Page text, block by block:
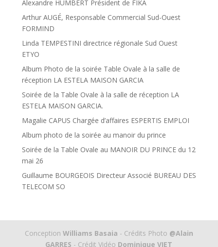
Alexandre HUMBERT Président de FIKA
Arthur AUGÉ, Responsable Commercial Sud-Ouest
FORMIND
Linda TEMPESTINI directrice régionale Sud Ouest
ETYO
Album Photo de la soirée Table Ovale à la salle de
réception LA ESTELA MAISON GARCIA
Soirée de la Table Ovale à la salle de réception LA
ESTELA MAISON GARCIA.
Magalie CAPUS Chargée d’affaires ESPERTIS EMPLOI
Album photo de la soirée au manoir du prince
Soirée de la Table Ovale au MANOIR DU PRINCE du 12
mai 26
Guillaume BOURGEOIS Directeur Associé BUREAU DES
TELECOM SO
Conception Williams Basaia - Crédits Photo @Alain
GARRES - Crédit Vidéo Dominique VIET